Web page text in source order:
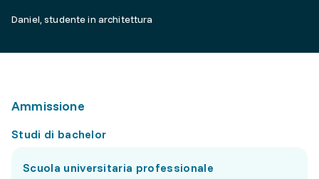
Daniel, studente in architettura
Ammissione
Studi di bachelor
Scuola universitaria professionale